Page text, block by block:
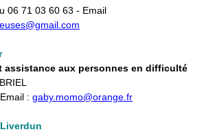
06 71 03 60 63 - Email
assistance aux personnes en difficulté
: gaby.momo@orange.fr